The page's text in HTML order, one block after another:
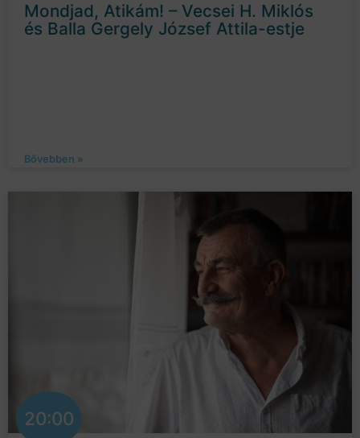
Mondjad, Atikám! – Vecsei H. Miklós
és Balla Gergely József Attila-estje
Bővebben »
20:00